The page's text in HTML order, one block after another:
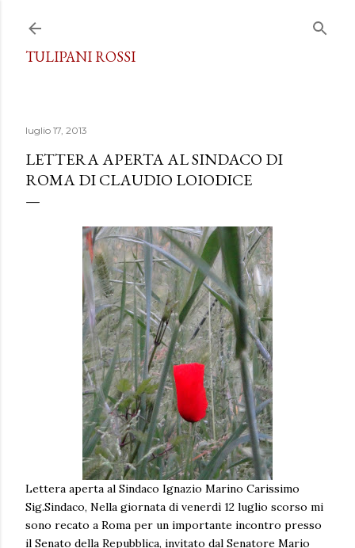
TULIPANI ROSSI
luglio 17, 2013
LETTERA APERTA AL SINDACO DI
ROMA DI CLAUDIO LOIODICE
Lettera aperta al Sindaco Ignazio Marino Carissimo Sig.Sindaco, Nella giornata di venerdì 12 luglio scorso mi sono recato a Roma per un importante incontro presso il Senato della Repubblica, invitato dal Senatore Mario Michele Giarrusso. Ritornare a Roma per me è come tornare a casa; anche se non sono romano sento una particolare attrazione per la vostra città, la nostra capitale, che credo sia la più bella del mondo. Premetto che la mia esperienza mi ha portato a visitare moltissime città in tutto il mondo e a vivere in diverse città, in particolare a Parigi e a Londra, dove attualmente risiedo e lavoro. In Italia, a Torino, dove continua a vivere la mia famiglia e dove ho uno studio, passo quasi la metà della mia vita. La mia visita a Roma è stata fugace, arrivo alle 10 del mattino e partenza alle 17, il tempo necessario però per accorgermi che la qualità della vita, in relazione soprattutto alla mobilità e alla sicurezza, non è migliorata, anzi ritengo sia sensibilmente peggiorata. Dopo l'appuntamento istituzionale e un veloce pranzo in uno degli angoli più fantastici del mondo, nonostante il caldo, decido di passeggiare fino a piazza di Spagna, da dove poi prendere la metro e raggiungere Termini. L'enormità dei magnifici e stupendi palazzi e monumenti valgono senza dubbio la pena di trascinare la mia cartella e sudare sotto il vestito "d'ordinanza". Mentre cammino mi imbatto in una famiglia statunitense che si ferma estasiata davanti ad un palazzo nei pressi di via Condotti. Per noi un palazzo normalissimo, seppur stupendo, ma normale perché di palazzi del genere ne abbiamo per fortuna in quantità e non soltanto a Roma. I turisti estraggono una macchina fotografica e puntano l'obiettivo verso uno stemma in marmo che campeggia sull'angolo del palazzo. Mi fermo ad osservarli e non posso far a meno di iniziare a ragionare sulla differenza tra quei turisti ed i visitatori che incontro ogni giorno su Kings Road o Brompton Road; tra le strade di Chelsea o di Westminster. Londra è una bellissima città ma, a parte i giapponesi che fotografano tutto, persino i tombini, il turista punta la sua macchina fotografica ovviamente verso i simboli della città, che sono anche lì molti, ma preferisce affrettarsi per raggiungere Harrods, Oxford Street o Bond Street. Credo che per la maggior parte dei casi la tipologia dei turisti non sia differente, penso invece che siano differenti le prospettive che il turista si pone in base alle attrattive che la città offre. Roma offre un museo a cielo aperto; Londra, pure essendo intrisa di testimonianze storiche, ha invece dirottato le sue offerte mirandole ad attrattive commerciali, oltre che culturali. Roma potrebbe benissimo affiancare all'enorme offerta culturale un’ attrattiva commerciale, di svago, culinaria. Lo fa? A mio avviso lo fa in maniera disordinata e senza le strutture logistiche di accoglienza necessarie. Ho voluto fare questo preambolo prima di riprendere il percorso della strada che mi avrebbe condotto a Termini, affinché sia ben chiaro il senso della mia riflessione. Per deformazione, o forse meglio dire formazione, professionale ho il vizio di osservare criticamente quello che mi circonda: l'elemento umano quale elemento del contesto generale, interagente, integrante, dove ogni sua azione si ripercuote in maniera virale sugli altri che insieme animano il contesto sociale. In piazza di Spagna mi imbatto in un gruppo di agenti della Polizia Municipale; parlottano tra loro, rilassati sotto il sole cocente di luglio, difficilmente potrebbero portare l'attrezzatura della quale, anche d'estate sono dotati i loro colleghi inglesi. I " bobbies" hanno una dotazione importante, tra cui spicca l'immancabile giubbotto anti proiettile e il famoso elmetto. Uno degli Agenti si accorge che una turista era entrata nella vasca della fontana della piazza, con molta naturalezza, mentre i suoi colleghi restano a discutere immobili, l'agente si allontana di qualche metro, si avvicina alla vasca, estrae il fischietto e vi soffia leggermente dentro, forse per non spaventare gli altri turisti. La ragazza, che era entrata nella vasca per farsi fotografare, dopo lo scatto della macchina fotografica lentamente raggiunge il bordo, lo scavalca e ritorna al suo posto, dove rimane, senza nemmeno girarsi verso il Poliziotto, quantomeno per chiedere scusa. L'Agente, soddisfatto del risultato, ritorna a conversare con i suoi colleghi. Nulla da eccepire per il comportamento elegante e sereno tenuto dal Vigile se si considera il risultato immediato, mentre se si analizza la funzione alla quale sono posti gli agenti e si paragona il combinato funzione/strumento/effetto, le risposte a mio avviso risultano carenti. Il Poliziotto in quel momento si era trovato di fronte ad una violazione alla cui vigilanza era preposto. La violazione prevede senza dubbio una sanzione, la sanzione ha innanzitutto una funzione di deterrenza, la quale viene meno se essa non viene applicata, specie in un contesto pubblico, ovvero allorquando una moltitudine di persone assiste ad una violazione alla quale non segue l’ adeguata applicazione. Quindi, considerando le risorse umane impiegate per svolgere quella funzione, almeno cinque Agenti ed il risultato ottenuto, appare evidente lo sperpero di forze, ritengo dovuto, più che ad una cattiva gestione, ad una scarsa formazione. Continuo il mio viaggio e raggiungo la vicina stazione metro. Mentre sto per accingermi a salire sul treno mi accorgo della presenza di un gruppo di ragazzini chiaramente "rom" ma con indosso vestiti puliti e conformi all'abbigliamento comune. Mi guardo intorno e noto che si dispongono, insieme ad alcune donne della stessa etnia, lungo tutto il marciapiede, così da poter salire su tutti i vagoni. Davanti a me un ragazzino di circa 12 anni si accalca a ridosso della gente che sta per salire sulla carrozza, mi avvedo immediatamente del suo tentativo di infilare la mano destra all'interno di una borsa di una turista indiana, che con il marito e la figlia si apprestano a salire. Ho giusto il tempo di afferrarlo per il collo, avendo cura però di non provocargli lesioni e di scaraventarlo fuori dalla carrozza, prima che il furto sia compiuto; il treno chiude le porte e riparte. Apro un piccolo dialogo con la famiglia indiana che si era accorta dell'evento, ed in inglese, con un po' d' imbarazzo, cerco di spiegare che questo succede in tutte le città del mondo. In cuor mio so che non è così, almeno non così evidente e grave, ma mi vergogno, provo vergogna per quello che accade a Roma, la capitale della mia amata nazione. Alla fermata successiva, "Barberini”, dalla carrozza che precede la mia vedo scendere alcuni turisti che rincorrono altri Rom, sono tanti, hanno fatto razzia di portafogli. I commenti in inglese sulla carrozza sono impietosi, giustamente impietosi; c'è chi controlla con ansia la borsa. Giungiamo a Termini e rieccoci: da tutte le carrozze scendono turisti che si lamentano di essere stati borseggiati, una vergogna, non posso far nulla tranne che chiamare il 113 (ore 15:11). All'operatore, dopo essermi presentato come ex collega, spiego l'accaduto; il giovane poliziotto mi suggerisce di rivolgermi agli addetti che avrei trovato ai "gate"; mi rendo conto che non è in grado di accogliere una segnalazione, non è stato formato abbastanza, allora gli suggerisco di attivare i canali dedicati e di avvertire chi di competenza e attacco. Sembra quasi che situazioni del genere, essendo all'ordine del giorno, siano state somatizzate dalla società e da chi deve proteggere quella società. Ora, non voglio sembrare uno sprovveduto e non lo sono, conosco le dinamiche sociali che portano alla devianza, ne ho scritto anche dei saggi e non credo che la situazione sia irreversibile, che sia parte di un processo culturale di alterazione e di assuefazione, ma prima di concludere con quelle che ritengo possano essere delle ipotesi di risposta, che seguiranno alle critiche, voglio terminare il mio viaggio alla stazione Termini. Avendo l'esigenza di anticipare la partenza mi metto in fila, dopo aver fatto la fila per avere un biglietto con un numerino, per accedere allo sportello assistenza clienti di Trenitalia. Il mio numero è il 787, secondo il tabellone elettronico stanno servendo il nr. 580. La coda si preannuncia lunga. Con me, ci sono altri malcapitati, di cui il 70% circa stranieri, molti sono seduti per terra sulle valige, io ed altri, in uniforme di rappresentanza "giacca e cravatta", siamo costretti a stare in piedi in media per 70 minuti. Non ci sono panchine né tantomeno comode poltrone. La ciliegina sulla torta? L'arrivo di un'altra Rom, poi di un indo-pakistano, poi di un romano. Tutti parlando un quasi perfetto inglese, almeno per quel poco di vocabolario necessario, cercano di convincere i clienti in coda a seguirli alle vicine macchinette elettroniche per l'emissione dei biglietti, dove li avrebbero assistiti ovviamente per truffarli in qualche modo. Mi prodigo per spiegare ai turisti in inglese di fare attenzione che potrebbe essere una frode e di non seguirli. Nel frattempo giunge una guardia giurata che allontana due rom, mi avvicino per dirgli che ce ne sono altri, ma il giovane poliziotto privato quasi non mi sente, come dicono a Roma "scialla", costringendomi a cambiare tono e ad assumere una postura professionale. La guardia si rende conto che forse sono rognoso, ma si limita a dire: "infatti li sto mandando via". Il ragazzo in divisa è solo, annoiato, accaldato, ma soprattutto immotivato e impreparato, e comunque quello non sarebbe il suo compito, in quanto a mio parere non è stato dotato degli strumenti giuridici e della preparazione per poter intervenire professionalmente. In sintesi, qual è l'elemento che è mancato nel tragitto tra Piazza di Spagna e Roma Termini? Sono tanti, ma cominciamo da uno: l'elemento delle risorse umane, quei 5 vigili che erano intenti a dialogare tra loro, se fosse